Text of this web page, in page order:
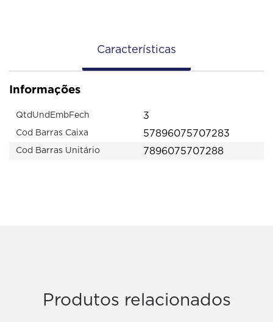
Características
Informações
QtdUndEmbFech 3
Cod Barras Caixa 57896075707283
Cod Barras Unitário 7896075707288
Produtos relacionados